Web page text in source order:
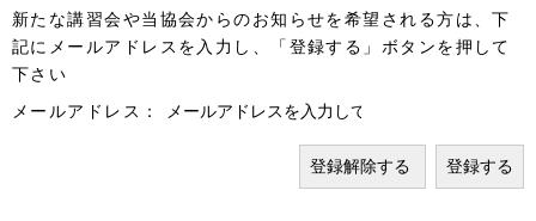
新たな講習会や当協会からのお知らせを希望される方は、下
記にメールアドレスを入力し、「登録する」ボタンを押して
下さい
メールアドレス：